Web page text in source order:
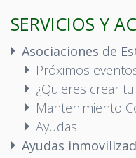
SERVICIOS Y
Asociaciones de
Próximos
¿Quieres crear
Mantenimiento
Ayudas
Ayudas